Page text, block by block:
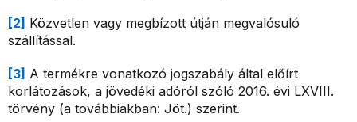
[2] Közvetlen vagy megbízott útján megvalósuló
szállítással.
[3] A termékre vonatkozó jogszabály által előírt
korlátozások, a jövedéki adóról szóló 2016. évi LXVIII.
törvény (a továbbiakban: Jöt.) szerint.